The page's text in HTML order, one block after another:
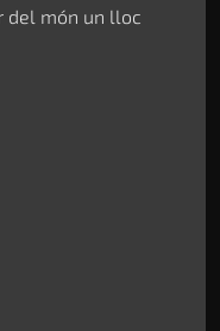
del món un lloc